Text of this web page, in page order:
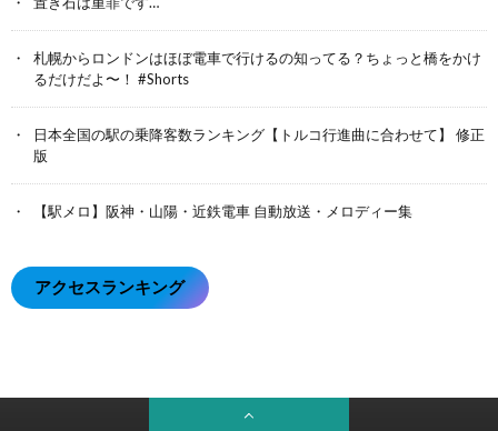
札幌からロンドンはほぼ電車で行けるの知ってる？ちょっと橋をかけ
るだけだよ〜！ #Shorts
日本全国の駅の乗降客数ランキング【トルコ行進曲に合わせて】 修正
版
【駅メロ】阪神・山陽・近鉄電車 自動放送・メロディー集
アクセスランキング